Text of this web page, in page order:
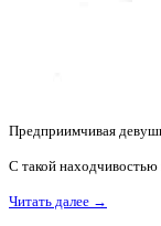
Предприимчивая
С такой
Читать далее →